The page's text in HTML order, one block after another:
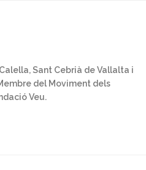
Sant Cebrià de Vallalta i
del Moviment dels
Veu.